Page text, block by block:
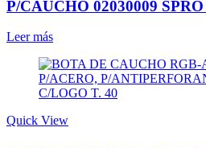
P/CAUCHO 02030009 SPRO
Leer más
Quick View